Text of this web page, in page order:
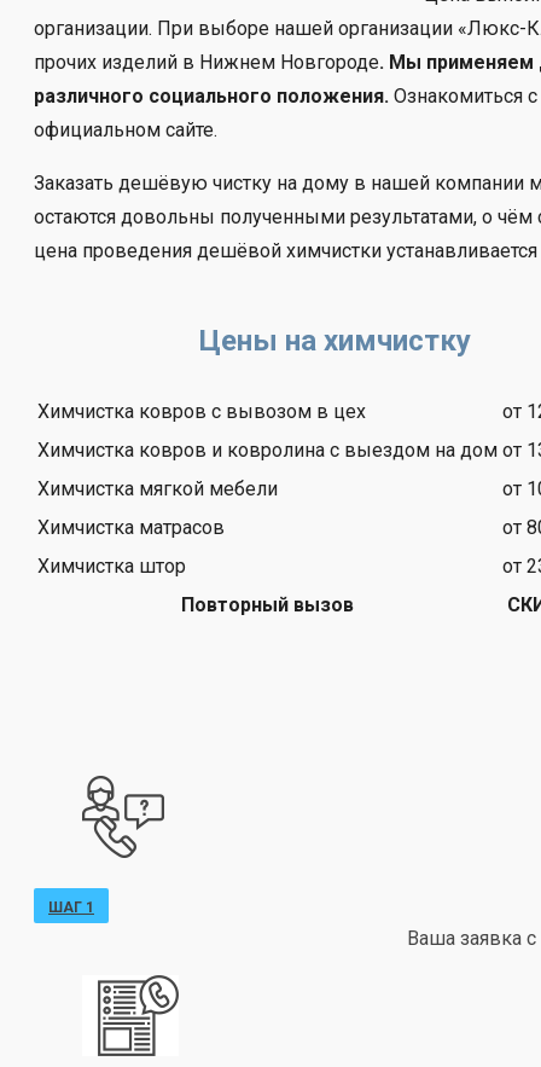
организации. При выборе нашей организации «Люкс-
прочих изделий в Нижнем Новгороде. Мы применяем
различного социального положения. Ознакомиться
официальном сайте.
Заказать дешёвую чистку на дому в нашей
остаются довольны полученными результатами, о
цена проведения дешёвой химчистки
Цены на химчистку
Химчистка ковров с вывозом в цех
от
Химчистка ковров и ковролина с выездом на дом от
Химчистка мягкой мебели
от
Химчистка матрасов
от
Химчистка штор
от
Повторный вызов
ШАГ 1
Ваша заявка